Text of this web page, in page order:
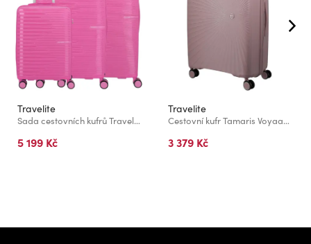
Travelite
Sada cestovních kufrů Travelite Pacific S,M,L Pink
5 199 Kč
Travelite
Cestovní kufr Tamaris Voyaage L Blush
3 379 Kč